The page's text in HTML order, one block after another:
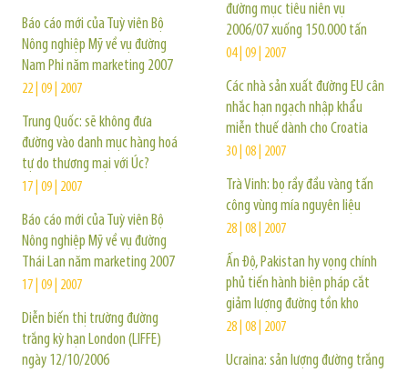
Báo cáo mới của Tuỳ viên Bộ
Nông nghiệp Mỹ về vụ đường
Nam Phi năm marketing 2007
22 | 09 | 2007
Trung Quốc: sẽ không đưa
đường vào danh mục hàng hoá
tự do thương mại với Úc?
17 | 09 | 2007
Báo cáo mới của Tuỳ viên Bộ
Nông nghiệp Mỹ về vụ đường
Thái Lan năm marketing 2007
17 | 09 | 2007
Diễn biến thị trường đường
trắng kỳ hạn London (LIFFE)
ngày 12/10/2006
đường mục tiêu niên vụ
2006/07 xuống 150.000 tấn
04 | 09 | 2007
Các nhà sản xuất đường EU cân
nhắc hạn ngạch nhập khẩu
miễn thuế dành cho Croatia
30 | 08 | 2007
Trà Vinh: bọ rầy đầu vàng tấn
công vùng mía nguyên liệu
28 | 08 | 2007
Ấn Độ, Pakistan hy vọng chính
phủ tiến hành biện pháp cắt
giảm lượng đường tồn kho
28 | 08 | 2007
Ucraina: sản lượng đường trắng